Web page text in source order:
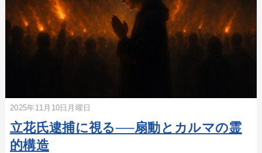
2025年11月10日月曜日
立花氏逮捕に視る──扇動とカルマの霊
的構造